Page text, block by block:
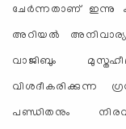
ചേര്‍ന്നതാണ് ഇന്നു
അറിയല്‍
വാജിബും
പണ്ഡിതനും